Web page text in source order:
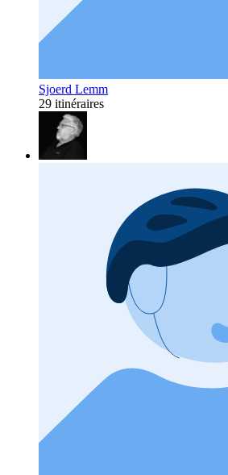
Sjoerd Lemm
29 itinéraires